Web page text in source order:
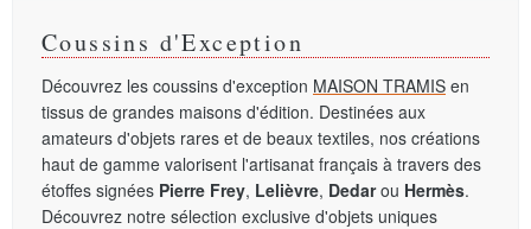
Coussins d'Exception
Découvrez les coussins d'exception MAISON TRAMIS en
tissus de grandes maisons d'édition. Destinées aux
amateurs d'objets rares et de beaux textiles, nos créations
haut de gamme valorisent l'artisanat français à travers des
étoffes signées Pierre Frey, Lelièvre, Dedarou Hermès.
Découvrez notre sélection exclusive d'objets uniques